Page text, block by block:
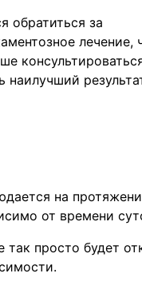
обратиться за
лечение,
на
от времени
просто будет